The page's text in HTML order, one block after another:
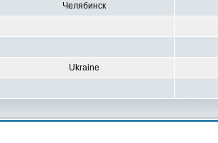
Челябинск
Ukraine